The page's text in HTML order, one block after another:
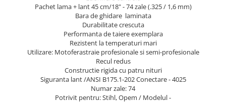
Pachet lama + lant 45 cm/18" - 74 zale (.325 / 1,6 mm)
Bara de ghidare laminata
Durabilitate crescuta
Performanta de taiere exemplara
Rezistent la temperaturi mari
Utilizare: Motoferastraie profesionale si semi-profesionale
Recul redus
Constructie rigida cu patru nituri
Siguranta lant /ANSI B175.1-202 Conectare - 4025
Numar zale: 74
Potrivit pentru: Stihl, Opem / Modelul -